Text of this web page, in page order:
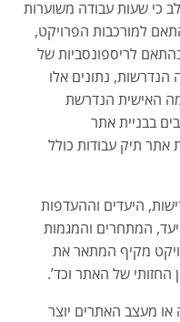
כי שעות עבודה משוערות
למורכבות הפרויקט,
לריספונסביות של
נתונים אלו
האישית הנדרשת
בבניית אתר
אתר תיק עבודות כולל
היעדים וההעדפות
המתחרים והמגמות
מקיף המתאר את
החזותי של האתר וכד’.
מעצב האתרים יוצר